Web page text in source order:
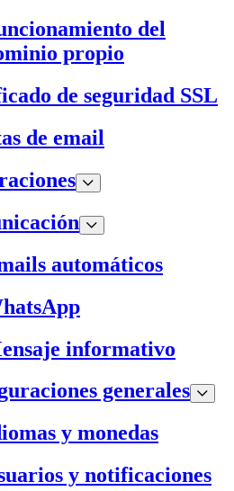
del
propio
de seguridad SSL
de email
automáticos
informativo
generales
y monedas
y notificaciones